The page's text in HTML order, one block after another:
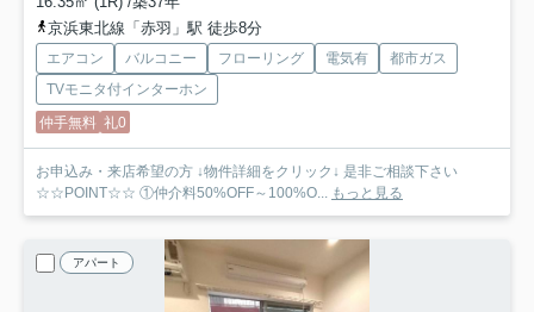
京浜東北線「赤羽」駅 徒歩8分
エアコン バルコニー フローリング 電気有
都市ガス
TVモニタ付インターホン
仲手無料 礼0
お申込み・来店希望の方 ↓物件詳細をクリック↓ 是非ご相談下さい
☆☆POINT☆☆ ①仲介料50%OFF～100%O...
もっと見る
アパート